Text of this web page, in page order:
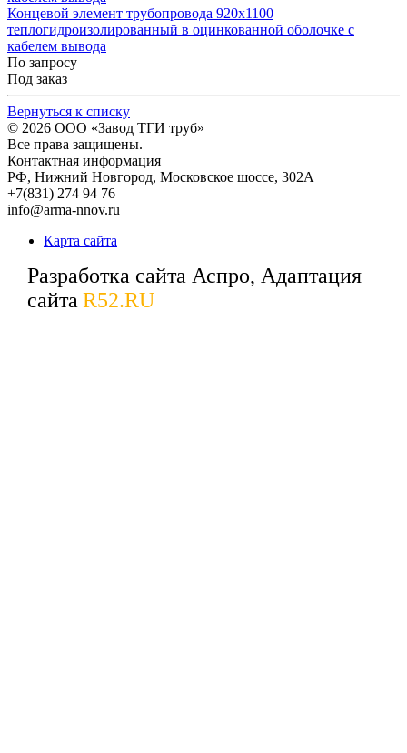
Концевой элемент трубопровода 920x1100
теплогидроизолированный в оцинкованной оболочке с
кабелем вывода
По запросу
Под заказ
Вернуться к списку
© 2026 ООО «Завод ТГИ труб»
Все права защищены.
Контактная информация
РФ, Нижний Новгород, Московское шоссе, 302А
+7(831) 274 94 76
info@arma-nnov.ru
Карта сайта
Разработка сайта Аспро, Адаптация
сайта R52.RU